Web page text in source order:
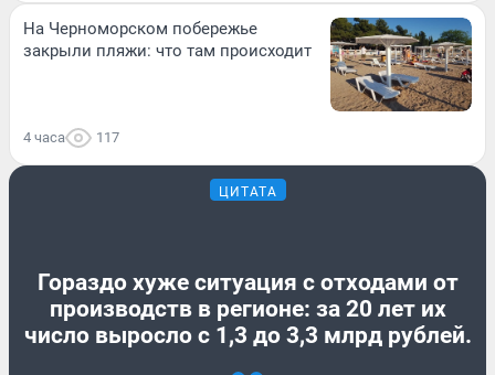
На Черноморском побережье
закрыли пляжи: что там происходит
4 часа 117
ЦИТАТА
Гораздо хуже ситуация с отходами от
производств в регионе: за 20 лет их
число выросло с 1,3 до 3,3 млрд рублей.